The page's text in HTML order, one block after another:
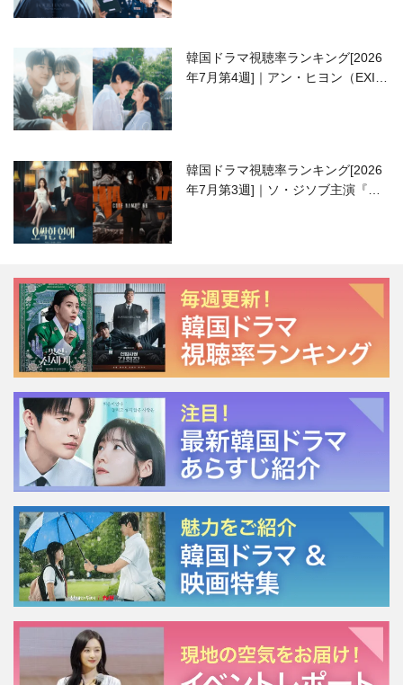
韓国ドラマ視聴率ランキング[2026
年7月第4週]｜アン・ヒヨン（EXID
韓国ドラマ視聴率ランキング[2026
年7月第3週]｜ソ・ジソブ主演『エ